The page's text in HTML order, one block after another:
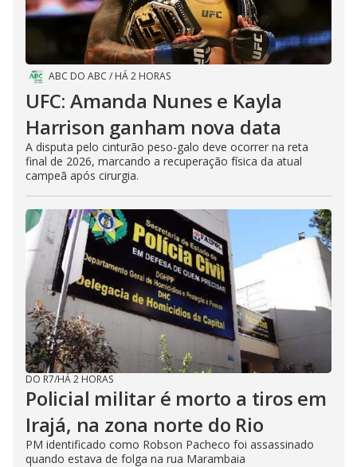
ABC DO ABC / HÁ 2 HORAS
UFC: Amanda Nunes e Kayla
Harrison ganham nova data
A disputa pelo cinturão peso-galo deve ocorrer na reta
final de 2026, marcando a recuperação física da atual
campeã após cirurgia.
DO R7/HÁ 2 HORAS
Policial militar é morto a tiros em
Irajá, na zona norte do Rio
PM identificado como Robson Pacheco foi assassinado
quando estava de folga na rua Marambaia